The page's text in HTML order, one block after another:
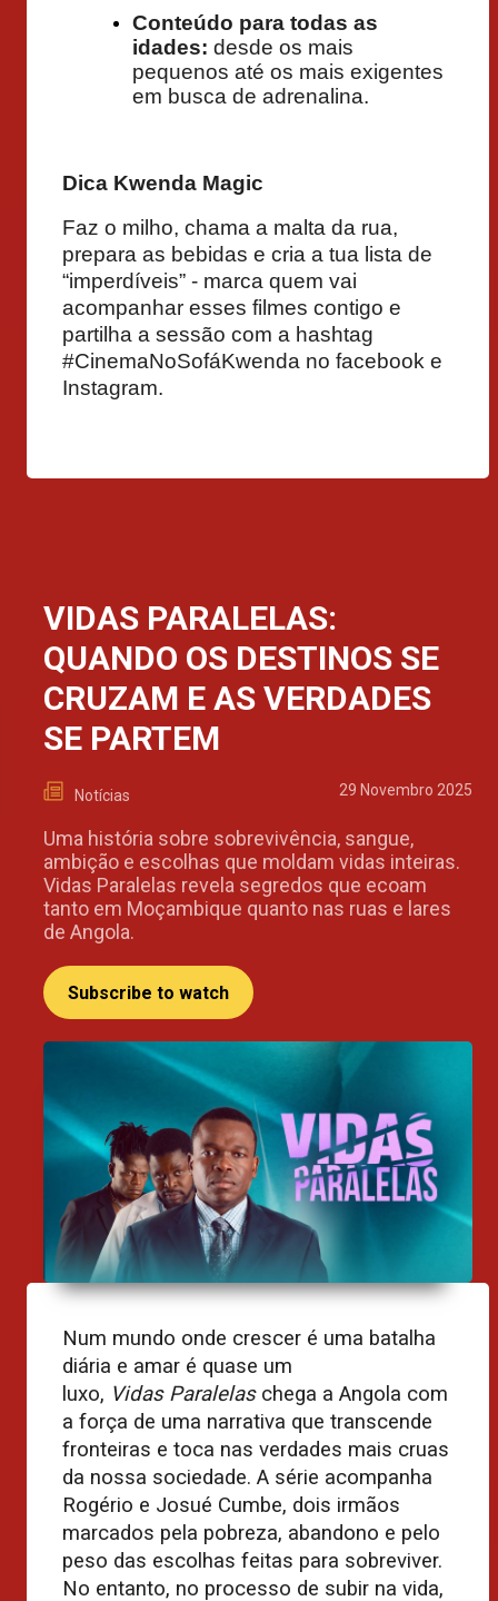
Conteúdo para todas as
idades: desde os mais
pequenos até os mais exigentes
em busca de adrenalina.
Dica Kwenda Magic
Faz o milho, chama a malta da rua,
prepara as bebidas e cria a tua lista de
“imperdíveis” - marca quem vai
acompanhar esses filmes contigo e
partilha a sessão com a hashtag
#CinemaNoSofáKwenda no facebook e
Instagram.
VIDAS PARALELAS:
QUANDO OS DESTINOS SE
CRUZAM E AS VERDADES
SE PARTEM
Notícias 29 Novembro 2025
Uma história sobre sobrevivência, sangue,
ambição e escolhas que moldam vidas inteiras.
Vidas Paralelas revela segredos que ecoam
tanto em Moçambique quanto nas ruas e lares
de Angola.
Subscribe to watch
Num mundo onde crescer é uma batalha
diária e amar é quase um
luxo, VidasParalelaschega a Angola com
a força de uma narrativa que transcende
fronteiras e toca nas verdades mais cruas
da nossa sociedade. A série acompanha
Rogério e Josué Cumbe, dois irmãos
marcados pela pobreza, abandono e pelo
peso das escolhas feitas para sobreviver.
No entanto, no processo de subir na vida,